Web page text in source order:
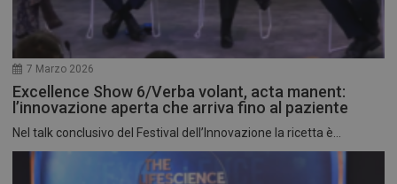
7 Marzo 2026
Excellence Show 6/Verba volant, acta manent:
l’innovazione aperta che arriva fino al paziente
Nel talk conclusivo del Festival dell’Innovazione la ricetta è...